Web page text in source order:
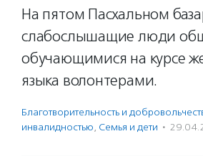
На пятом Пасхальном
слабослышащие люди
обучающимися на курсе
языка волонтерами.
Благотвори­тель­ность и
инвалидностью, Семья и дети ·